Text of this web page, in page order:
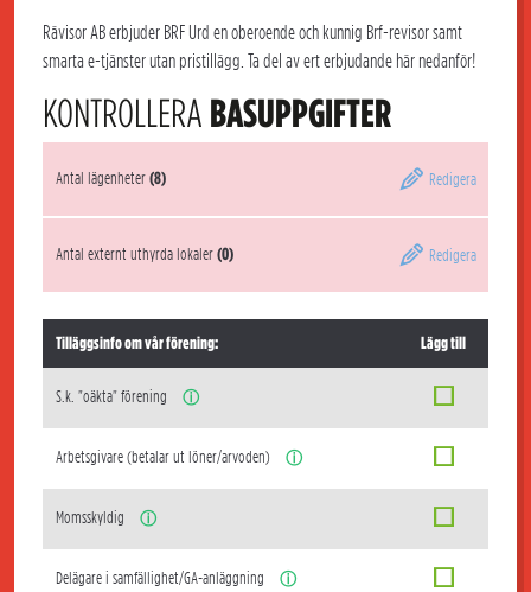
Rävisor AB erbjuder BRF Urd en oberoende och kunnig Brf-revisor samt
smarta e-tjänster utan pristillägg. Ta del av ert erbjudande här nedanför!
KONTROLLERA BASUPPGIFTER
Antal lägenheter(8) Redigera
Antal externt uthyrda lokaler(0) Redigera
Tilläggsinfo om vår förening: Lägg till
S.k. "oäkta" förening ⓘ
Arbetsgivare (betalar ut löner/arvoden) ⓘ
Momsskyldig ⓘ
Delägare i samfällighet/GA-anläggning ⓘ